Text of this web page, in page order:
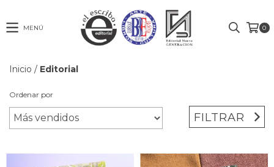
MENÚ 0
Inicio / Editorial
Ordenar por
FILTRAR